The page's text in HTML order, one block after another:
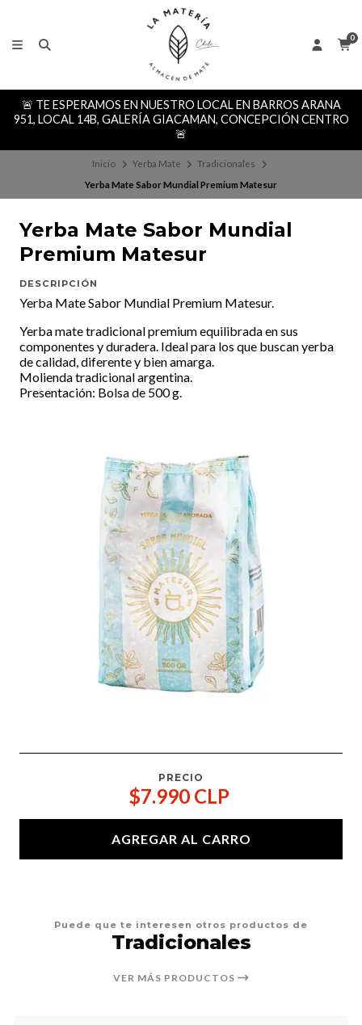
0
🚨 TE ESPERAMOS EN NUESTRO LOCAL EN BARROS ARANA
951, LOCAL 14B, GALERÍA GIACAMAN, CONCEPCIÓN CENTRO
🚨
Inicio Yerba Mate
Tradicionales
Yerba Mate Sabor Mundial Premium Matesur
Yerba Mate Sabor Mundial
Premium Matesur
DESCRIPCIÓN
Yerba Mate Sabor Mundial Premium Matesur.
Yerba mate tradicional premium equilibrada en sus
componentes y duradera. Ideal para los que buscan yerba
de calidad, diferente y bien amarga.
Molienda tradicional argentina.
Presentación: Bolsa de 500 g.
PRECIO
$7.990 CLP
AGREGAR AL CARRO
Puede que te interesen otros productos de
Tradicionales
VER MÁS PRODUCTOS